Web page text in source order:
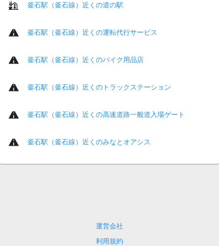
釜石駅（釜石線）近くの道の駅
釜石駅（釜石線）近くの運転代行サービス
釜石駅（釜石線）近くのバイク用品店
釜石駅（釜石線）近くのトラックステーション
釜石駅（釜石線）近くの高速道路一般道入場ゲート
釜石駅（釜石線）近くのみなとオアシス
運営会社
利用規約